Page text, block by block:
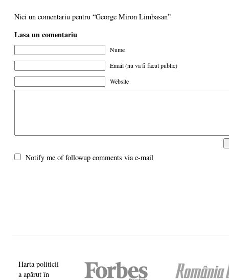
Nici un comentariu pentru “George Miron Limbasan”
Lasa un comentariu
Nume
Email (nu va fi facut public)
Website
Notify me of followup comments via e-mail
Harta politicii
a apărut în